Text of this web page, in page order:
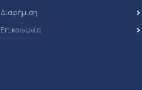
Διαφήμιση
Επικοινωνία